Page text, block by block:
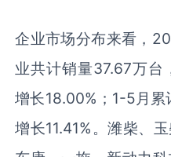
企业市场分布来看，
业共计销量37.67万台
增长18.00%；1-5月
增长11.41%。潍柴、